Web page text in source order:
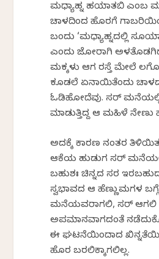
ಮಧ್ಯಾಹ್ನ ಹಯಾತಬಿ ಎಂಬ
ಚಾಳದಿಂದ ಹೊರಗೆ
ಬಂದು ‘ಮಧ್ಯಾಹ್ನದಲ್ಲಿ
ಎಂದು ಜೋರಾಗಿ
ಮಕ್ಕಳು ಆಗ ರಸ್ತೆ ಮೇಲೆ
ಕೂಡಲೆ ಏನಾಯಿತೆಂದು
ಓಡಿಹೋದೆವು. ಸರ್
ಮಾಡುತ್ತಿದ್ದ ಆ ಮಹಿಳೆ ನೇಣು
ಅದಕ್ಕೆ ಕಾರಣ ನಂತರ
ಆಕೆಯ ಹುಡುಗ ಸರ್
ಬಹುಶಃ ಚಿನ್ನದ ಸರ
ಸ್ವಭಾವದ ಆ ಹೆಣ್ಣುಮಗಳ
ಮನೆಯವರಾಗಲಿ, ಸರ್ ಆಗಲಿ
ಅಪಮಾನವಾಗದಂತೆ
ಈ ಘಟನೆಯಿಂದಾದ
ಹೊರ ಬರಲಿಕ್ಕಾಗಲಿಲ್ಲ.